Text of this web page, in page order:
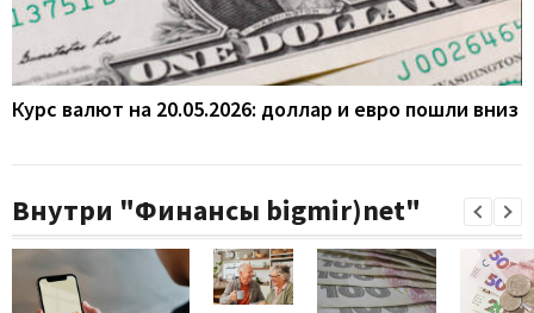
Курс валют на 20.05.2026: доллар и евро пошли вниз
Внутри "Финансы bigmir)net"